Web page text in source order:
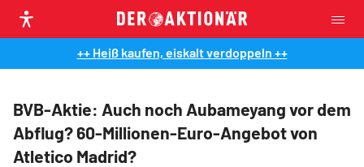
++ Heiß kaufen, eiskalt verdoppeln ++
BVB-Aktie: Auch noch Aubameyang vor dem
Abflug? 60-Millionen-Euro-Angebot von
Atletico Madrid?